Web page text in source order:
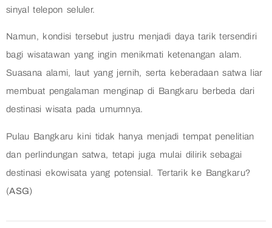
sinyal telepon seluler.
Namun, kondisi tersebut justru menjadi daya tarik tersendiri
bagi wisatawan yang ingin menikmati ketenangan alam.
Suasana alami, laut yang jernih, serta keberadaan satwa liar
membuat pengalaman menginap di Bangkaru berbeda dari
destinasi wisata pada umumnya.
Pulau Bangkaru kini tidak hanya menjadi tempat penelitian
dan perlindungan satwa, tetapi juga mulai dilirik sebagai
destinasi ekowisata yang potensial. Tertarik ke Bangkaru?
(ASG)